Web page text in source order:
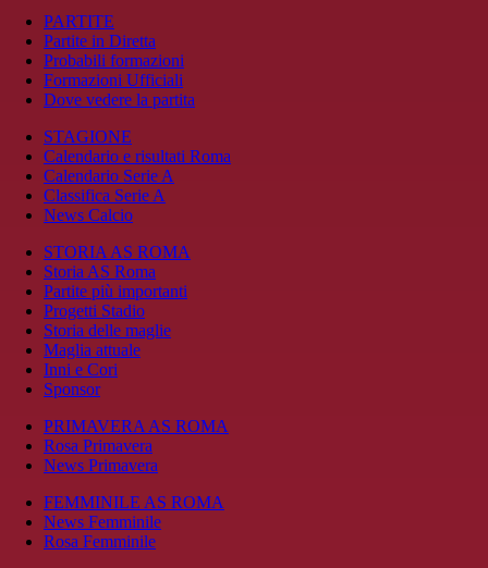
PARTITE
Partite in Diretta
Probabili formazioni
Formazioni Ufficiali
Dove vedere la partita
STAGIONE
Calendario e risultati Roma
Calendario Serie A
Classifica Serie A
News Calcio
STORIA AS ROMA
Storia AS Roma
Partite più importanti
Progetti Stadio
Storia delle maglie
Maglia attuale
Inni e Cori
Sponsor
PRIMAVERA AS ROMA
Rosa Primavera
News Primavera
FEMMINILE AS ROMA
News Femminile
Rosa Femminile